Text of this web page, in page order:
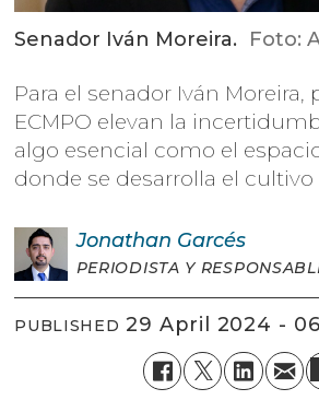
Senador Iván Moreira. Foto:
Para el senador Iván
ECMPO elevan la
algo esencial como el
donde se desarrolla el cultivo
Jonathan Garcés
PERIODISTA Y
PUBLISHED 29 April 2024 -